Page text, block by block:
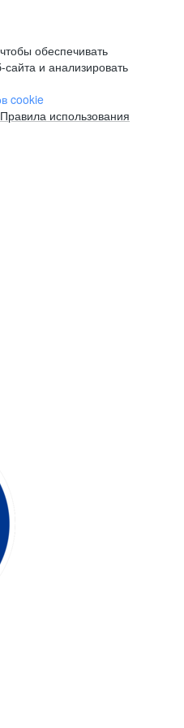
обеспечивать
и анализировать
cookie
Правила использования